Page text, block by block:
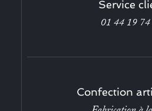
Service
01 44 19 74
Confection